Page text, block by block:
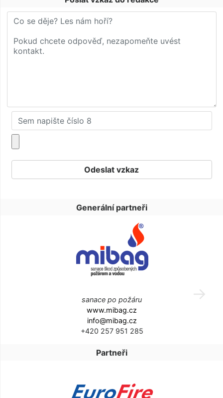
Generální partneři
sanace po požáru
www.mibag.cz
info@mibag.cz
+420 257 951 285
Partneři